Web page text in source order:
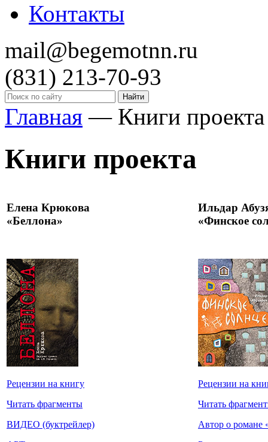
Контакты
mail@begemotnn.ru
(831) 213-70-93
Главная — Книги проекта
Книги проекта
Елена Крюкова
«Беллона»
Рецензии на книгу
Читать фрагменты
ВИДЕО (буктрейлер)
Ильдар
«Финское
Рецензии на
Читать
Автор о романе